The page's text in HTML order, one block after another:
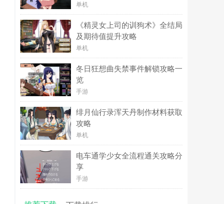
单机
《精灵女上司的训狗术》全结局
及期待值提升攻略
单机
冬日狂想曲失禁事件解锁攻略一
览
手游
绯月仙行录浑天丹制作材料获取
攻略
单机
电车通学少女全流程通关攻略分
享
手游